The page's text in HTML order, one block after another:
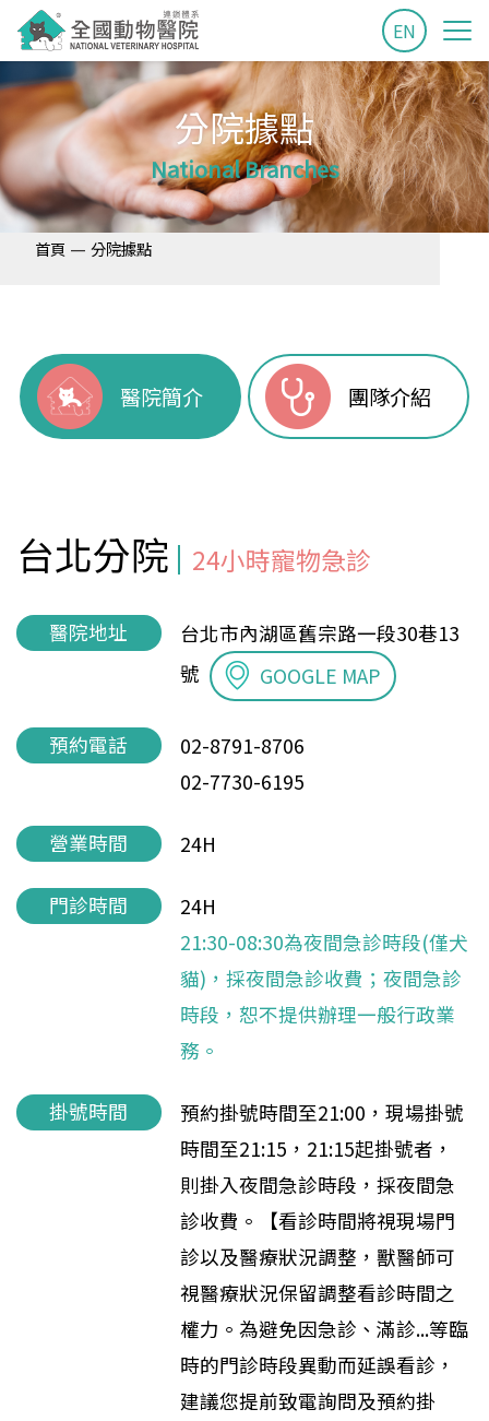
EN
分院據點
National Branches
首頁 — 分院據點
醫院簡介 團隊介紹
台北分院 24小時寵物急診
醫院地址
台北市內湖區舊宗路一段30巷13
號
GOOGLE MAP
預約電話
02-8791-8706
02-7730-6195
營業時間 24H
門診時間
24H
21:30-08:30為夜間急診時段(僅犬
貓)，採夜間急診收費；夜間急診
時段，恕不提供辦理一般行政業
務。
掛號時間
預約掛號時間至21:00，現場掛號
時間至21:15，21:15起掛號者，
則掛入夜間急診時段，採夜間急
診收費。【看診時間將視現場門
診以及醫療狀況調整，獸醫師可
視醫療狀況保留調整看診時間之
權力。為避免因急診、滿診...等臨
時的門診時段異動而延誤看診，
建議您提前致電詢問及預約掛